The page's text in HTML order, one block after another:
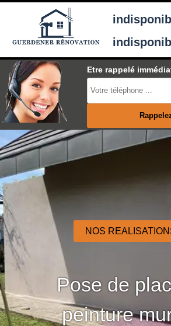
Etre rappelé
NOS
Pose de
peinture